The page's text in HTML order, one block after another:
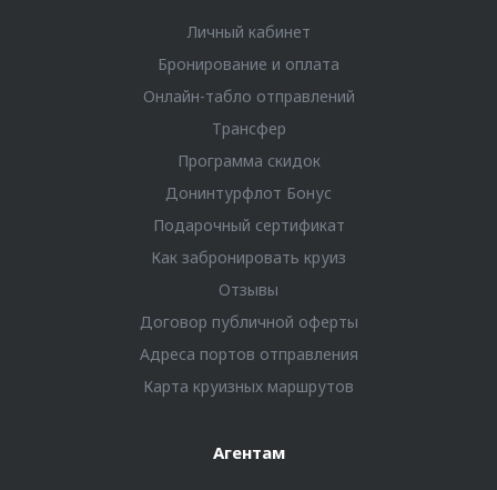
Личный кабинет
Бронирование и оплата
Онлайн-табло отправлений
Трансфер
Программа скидок
Донинтурфлот Бонус
Подарочный сертификат
Как забронировать круиз
Отзывы
Договор публичной оферты
Адреса портов отправления
Карта круизных маршрутов
Агентам